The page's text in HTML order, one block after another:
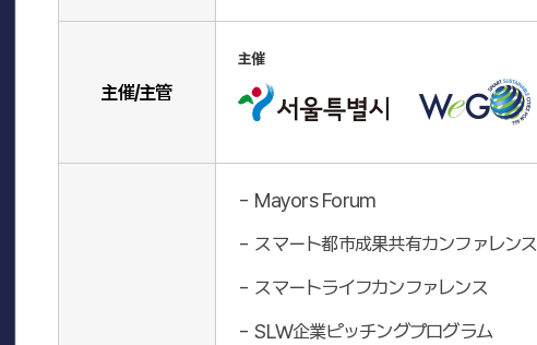
主催/主管
主催
Mayors Forum
スマート都市成果共有カンファレンス
スマートライフカンファレンス
SLW企業ピッチングプログラム